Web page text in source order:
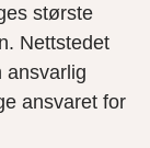
største
Nettstedet
ansvarlig
ansvaret for